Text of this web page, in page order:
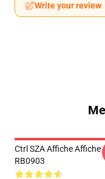
Write your review
Ctrl SZA Affiche Affiche
RB0903